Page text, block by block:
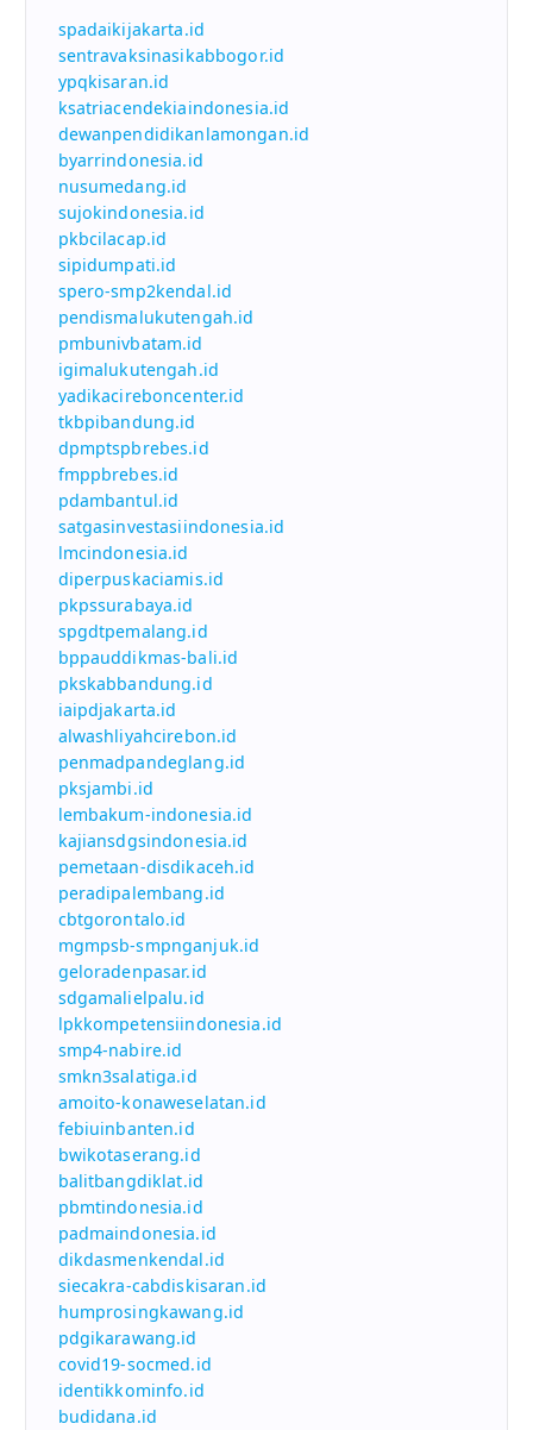
spadaikijakarta.id
sentravaksinasikabbogor.id
ypqkisaran.id
ksatriacendekiaindonesia.id
dewanpendidikanlamongan.id
byarrindonesia.id
nusumedang.id
sujokindonesia.id
pkbcilacap.id
sipidumpati.id
spero-smp2kendal.id
pendismalukutengah.id
pmbunivbatam.id
igimalukutengah.id
yadikacireboncenter.id
tkbpibandung.id
dpmptspbrebes.id
fmppbrebes.id
pdambantul.id
satgasinvestasiindonesia.id
lmcindonesia.id
diperpuskaciamis.id
pkpssurabaya.id
spgdtpemalang.id
bppauddikmas-bali.id
pkskabbandung.id
iaipdjakarta.id
alwashliyahcirebon.id
penmadpandeglang.id
pksjambi.id
lembakum-indonesia.id
kajiansdgsindonesia.id
pemetaan-disdikaceh.id
peradipalembang.id
cbtgorontalo.id
mgmpsb-smpnganjuk.id
geloradenpasar.id
sdgamalielpalu.id
lpkkompetensiindonesia.id
smp4-nabire.id
smkn3salatiga.id
amoito-konaweselatan.id
febiuinbanten.id
bwikotaserang.id
balitbangdiklat.id
pbmtindonesia.id
padmaindonesia.id
dikdasmenkendal.id
siecakra-cabdiskisaran.id
humprosingkawang.id
pdgikarawang.id
covid19-socmed.id
identikkominfo.id
budidana.id